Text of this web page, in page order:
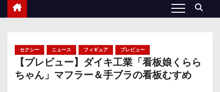
セクシー ニュース フィギュア プレビュー
【プレビュー】ダイキ工業「看板娘くらら
ちゃん」マフラー＆手ブラの看板むすめ